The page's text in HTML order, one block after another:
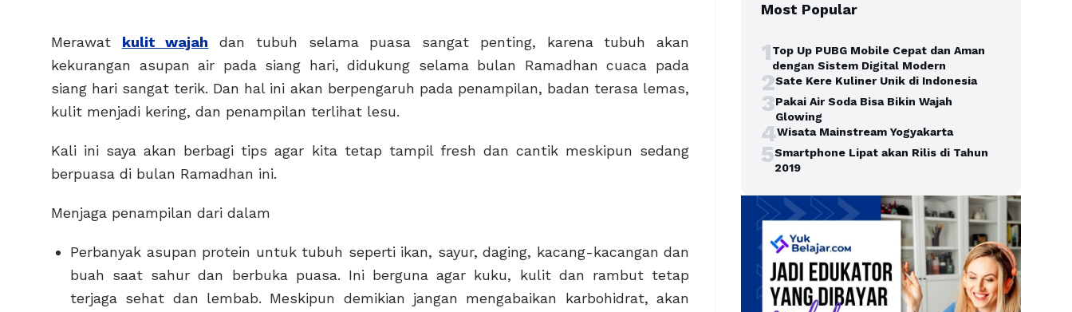
Merawat kulit wajah dan tubuh selama puasa sangat penting, karena tubuh akan
kekurangan asupan air pada siang hari, didukung selama bulan Ramadhan cuaca pada
siang hari sangat terik. Dan hal ini akan berpengaruh pada penampilan, badan terasa lemas,
kulit menjadi kering, dan penampilan terlihat lesu.
Kali ini saya akan berbagi tips agar kita tetap tampil fresh dan cantik meskipun sedang
berpuasa di bulan Ramadhan ini.
Menjaga penampilan dari dalam
Perbanyak asupan protein untuk tubuh seperti ikan, sayur, daging, kacang-kacangan dan
buah saat sahur dan berbuka puasa. Ini berguna agar kuku, kulit dan rambut tetap
terjaga sehat dan lembab. Meskipun demikian jangan mengabaikan karbohidrat, akan
Most Popular
1Top Up PUBG Mobile Cepat dan Aman
dengan Sistem Digital Modern
2Sate Kere Kuliner Unik di Indonesia
3Pakai Air Soda Bisa Bikin Wajah
Glowing
4Wisata Mainstream Yogyakarta
5Smartphone Lipat akan Rilis di Tahun
2019